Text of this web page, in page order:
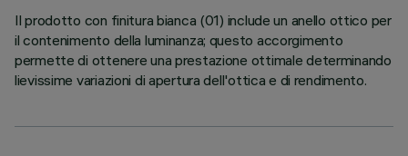
Il prodotto con finitura bianca (01) include un anello ottico per
il contenimento della luminanza; questo accorgimento
permette di ottenere una prestazione ottimale determinando
lievissime variazioni di apertura dell'ottica e di rendimento.